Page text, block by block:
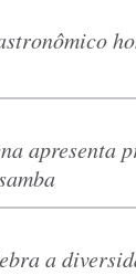
apresenta
a